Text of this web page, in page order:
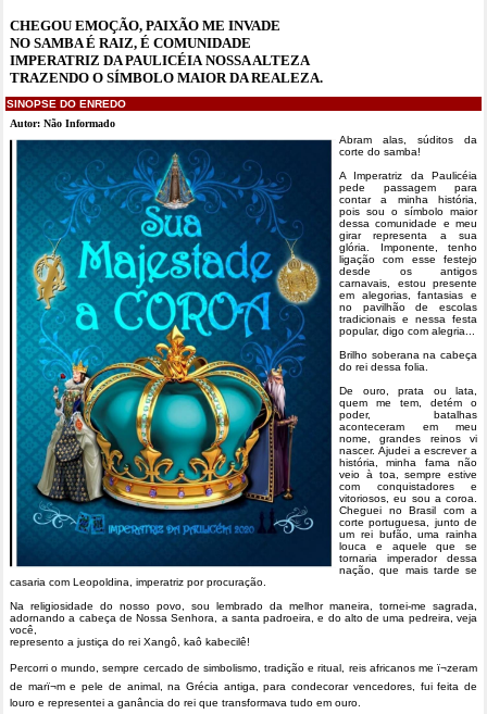
CHEGOU EMOÇÃO, PAIXÃO ME INVADE
NO SAMBA É RAIZ, É COMUNIDADE
IMPERATRIZ DA PAULICÉIA NOSSA ALTEZA
TRAZENDO O SÍMBOLO MAIOR DA REALEZA.
SINOPSE DO ENREDO
Autor: Não Informado
Abram alas, súditos da
corte do samba!
A Imperatriz da Paulicéia
pede passagem para
contar a minha história,
pois sou o símbolo maior
dessa comunidade e meu
girar representa a sua
glória. Imponente, tenho
ligação com esse festejo
desde os antigos
carnavais, estou presente
em alegorias, fantasias e
no pavilhão de escolas
tradicionais e nessa festa
popular, digo com alegria...
Brilho soberana na cabeça
do rei dessa folia.
De ouro, prata ou lata,
quem me tem, detém o
poder, batalhas
aconteceram em meu
nome, grandes reinos vi
nascer. Ajudei a escrever a
história, minha fama não
veio à toa, sempre estive
com conquistadores e
vitoriosos, eu sou a coroa.
Cheguei no Brasil com a
corte portuguesa, junto de
um rei bufão, uma rainha
louca e aquele que se
tornaria imperador dessa
nação, que mais tarde se
casaria com Leopoldina, imperatriz por procuração.
Na religiosidade do nosso povo, sou lembrado da melhor maneira, tornei-me sagrada,
adornando a cabeça de Nossa Senhora, a santa padroeira, e do alto de uma pedreira, veja
você,
represento a justiça do rei Xangô, kaô kabecilê!
Percorri o mundo, sempre cercado de simbolismo, tradição e ritual, reis africanos me ï¬zeram
de marï¬m e pele de animal, na Grécia antiga, para condecorar vencedores, fui feita de
louro e representei a ganância do rei que transformava tudo em ouro.